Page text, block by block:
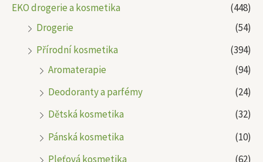
EKO drogerie a kosmetika
(448)
Drogerie
(54)
Přírodní kosmetika
(394)
Aromaterapie
(94)
Deodoranty a parfémy
(24)
Dětská kosmetika
(32)
Pánská kosmetika
(10)
Pleťová kosmetika
(62)